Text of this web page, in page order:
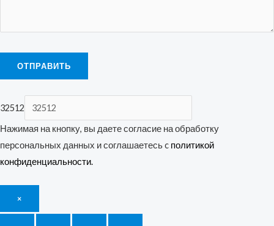
32512
Нажимая на кнопку, вы даете согласие на обработку
персональных данных и соглашаетесь c политикой
конфиденциальности.
×